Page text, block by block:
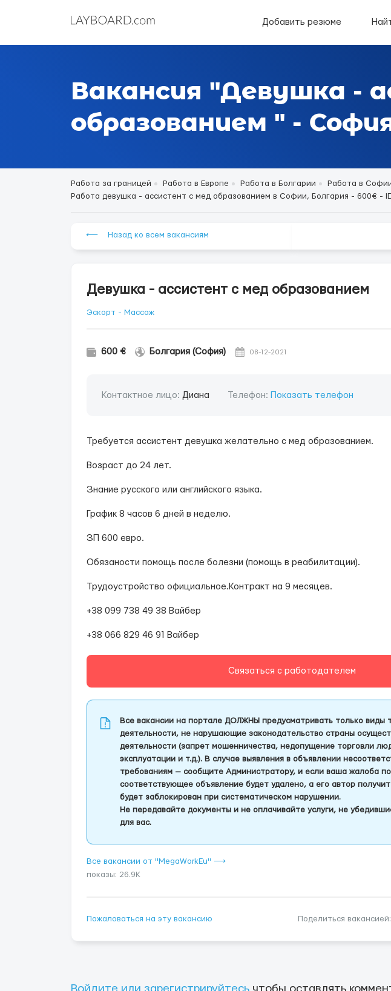
Добавить резюме
Вакансия "Девушка -
образованием " -
Работа за границей Работа в Европе Работа в Болгарии
Работа в
Работа девушка - ассистент с мед образованием в Софии, Болгария - 600€ -
⟵ Назад ко всем вакансиям
Девушка - ассистент с мед образованием
Эскорт - Массаж
600 € Болгария (София) 08-12-2021
Контактное лицо: Диана Телефон: Показать телефон
Требуется ассистент девушка желательно с мед образованием.
Возраст до 24 лет.
Знание русского или английского языка.
График 8 часов 6 дней в неделю.
ЗП 600 евро.
Обязаности помощь после болезни (помощь в реабилитации).
Трудоустройство официальное.Контракт на 9 месяцев.
+38 099 738 49 38 Вайбер
+38 066 829 46 91 Вайбер
Связаться с работодателем
Все вакансии на портале ДОЛЖНЫ предусматривать только виды
деятельности, не нарушающие законодательство страны
деятельности (запрет мошенничества, недопущение торговли
эксплуатации и т.д.). В случае выявления в объявлении
требованиям — сообщите Администратору, и если ваша жалоба
соответствующее объявление будет удалено, а его автор
будет заблокирован при систематическом нарушении.
Не передавайте документы и не оплачивайте услуги, не
для вас.
Все вакансии от "MegaWorkEu" ⟶
показы: 26.9K
Пожаловаться на эту вакансию Поделиться вакансией: